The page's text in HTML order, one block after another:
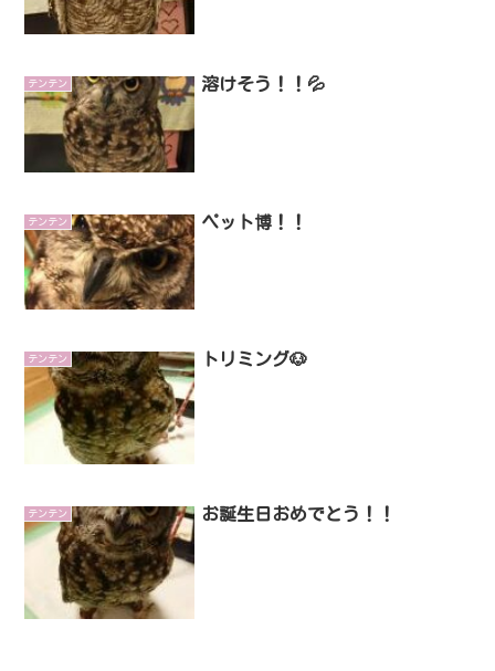
テンテン 溶けそう！！💦
テンテン ペット博！！
テンテン トリミング🐶
テンテン お誕生日おめでとう！！